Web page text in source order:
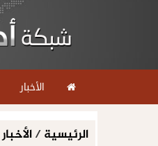
الأخبار
الرئيسية/الأخبار